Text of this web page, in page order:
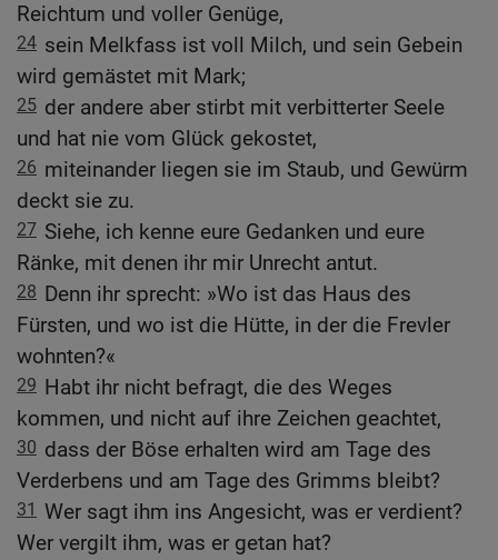
Reichtum und voller Genüge,
24 sein Melkfass ist voll Milch, und sein Gebein
wird gemästet mit Mark;
25 der andere aber stirbt mit verbitterter Seele
und hat nie vom Glück gekostet,
26 miteinander liegen sie im Staub, und Gewürm
deckt sie zu.
27 Siehe, ich kenne eure Gedanken und eure
Ränke, mit denen ihr mir Unrecht antut.
28 Denn ihr sprecht: »Wo ist das Haus des
Fürsten, und wo ist die Hütte, in der die Frevler
wohnten?«
29 Habt ihr nicht befragt, die des Weges
kommen, und nicht auf ihre Zeichen geachtet,
30 dass der Böse erhalten wird am Tage des
Verderbens und am Tage des Grimms bleibt?
31 Wer sagt ihm ins Angesicht, was er verdient?
Wer vergilt ihm, was er getan hat?